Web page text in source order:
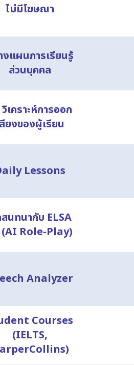
ไม่มีโฆษณา
งแผนการเรียนรู้
ส่วนบุคคล
เคราะห์การออก
ยงของผู้เรียน
Lessons
นทนากับ ELSA
Role-Play)
Analyzer
Courses
(IELTS,